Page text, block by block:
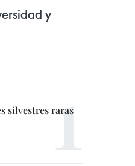
y
silvestres raras